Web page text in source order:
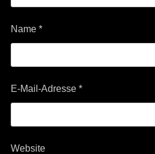
Name *
E-Mail-Adresse *
Website